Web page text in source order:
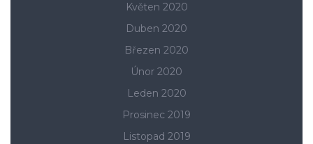
Květen 2020
Duben 2020
Březen 2020
Únor 2020
Leden 2020
Prosinec 2019
Listopad 2019